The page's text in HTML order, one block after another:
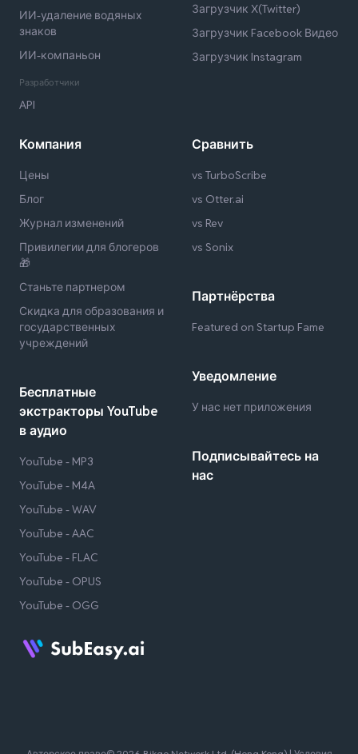
ИИ-удаление водяных
знаков
ИИ-компаньон
Разработчики
API
Загрузчик X(Twitter)
Загрузчик Facebook Видео
Загрузчик Instagram
Компания
Цены
Блог
Журнал изменений
Привилегии для блогеров
🎁
Станьте партнером
Скидка для образования и
государственных
учреждений
Бесплатные
экстракторы YouTube
в аудио
YouTube - MP3
YouTube - M4A
YouTube - WAV
YouTube - AAC
YouTube - FLAC
YouTube - OPUS
YouTube - OGG
Сравнить
vs TurboScribe
vs Otter.ai
vs Rev
vs Sonix
Партнёрства
Featured on Startup Fame
Уведомление
У нас нет приложения
Подписывайтесь на
нас